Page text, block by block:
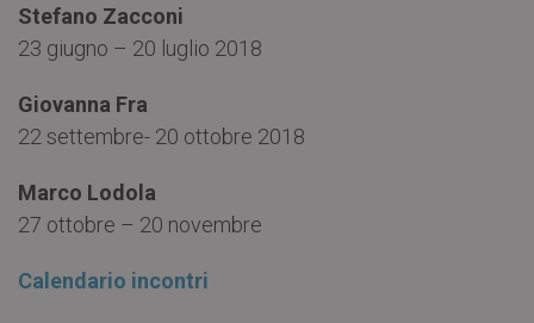
Stefano Zacconi
23 giugno – 20 luglio 2018
Giovanna Fra
22 settembre- 20 ottobre 2018
Marco Lodola
27 ottobre – 20 novembre
Calendario incontri